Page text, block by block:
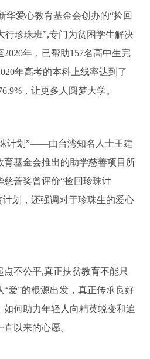
华爱心教育基金会创办的“捡回
行珍珠班”,专门为贫困学生解决
年，已帮助157名高中生完
年高考的本科上线率达到了
，让更多人圆梦大学。
计划”——由台湾知名人士王建
育基金会推出的助学慈善项目所
善奖曾评价“捡回珍珠计
计划，还强调对于珍珠生的爱心
不公平,真正扶贫教育不能只
爱”的根源出发，真正传承良好
何助力年轻人向精英蜕变和追
以来的心愿。